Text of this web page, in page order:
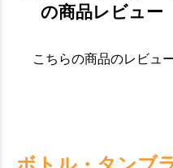
の商品レビュー
こちらの商品のレビュ